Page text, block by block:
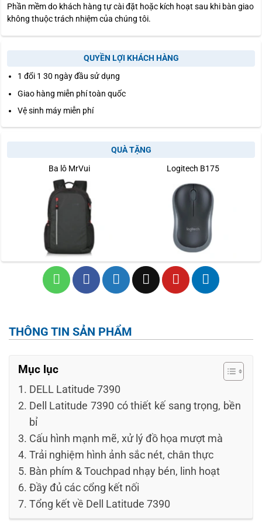
Phần mềm do khách hàng tự cài đặt hoặc kích hoạt sau khi bàn giao
không thuộc trách nhiệm của chúng tôi.
QUYỀN LỢI KHÁCH HÀNG
1 đổi 1 30 ngày đầu sử dụng
Giao hàng miễn phí toàn quốc
Vệ sinh máy miễn phí
QUÀ TẶNG
Ba lô MrVui Logitech B175
THÔNG TIN SẢN PHẨM
Mục lục
DELL Latitude 7390
Dell Latitude 7390 có thiết kế sang trọng, bền
bỉ
Cấu hình mạnh mẽ, xử lý đồ họa mượt mà
Trải nghiệm hình ảnh sắc nét, chân thực
Bàn phím & Touchpad nhạy bén, linh hoạt
Đầy đủ các cổng kết nối
Tổng kết về Dell Latitude 7390